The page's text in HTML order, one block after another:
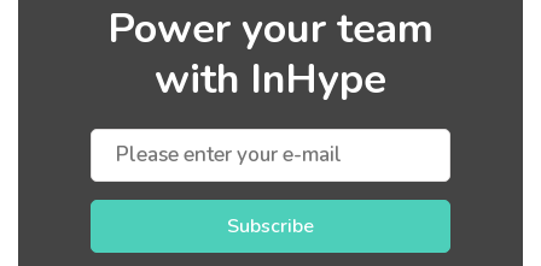
Power your team
with InHype
Subscribe